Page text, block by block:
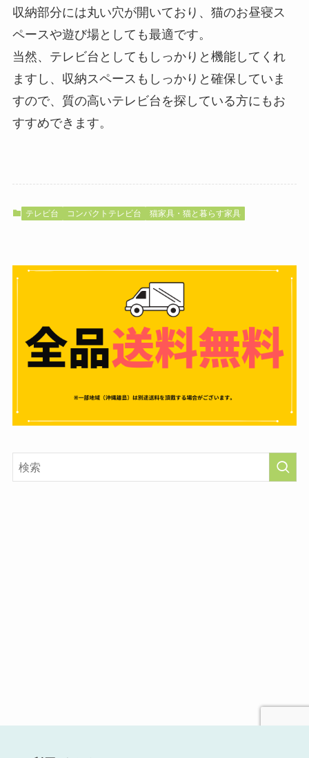
収納部分には丸い穴が開いており、猫のお昼寝ス
ペースや遊び場としても最適です。
当然、テレビ台としてもしっかりと機能してくれ
ますし、収納スペースもしっかりと確保していま
すので、質の高いテレビ台を探している方にもお
すすめできます。
テレビ台 コンパクトテレビ台 猫家具・猫と暮らす家具